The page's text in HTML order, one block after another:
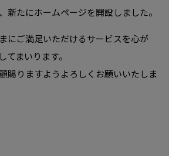
新たにホームページを開設しました。
にご満足いただけるサービスを心が
てまいります。
賜りますようよろしくお願いいたしま